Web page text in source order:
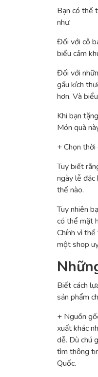
Bạn có thể
như:
Đối với cô
biểu cảm
Đối với
gấu kích
hơn. Và
Khi bạn
Món quà
+ Chọn
Tuy biết
ngày lễ đặc
thế nào.
Tuy nhiên
có thể mặt
Chính vì
một shop
Biết cách
sản phẩm
+ Nguồn
xuất khác
dễ. Dù chú
tìm thông
Quốc.